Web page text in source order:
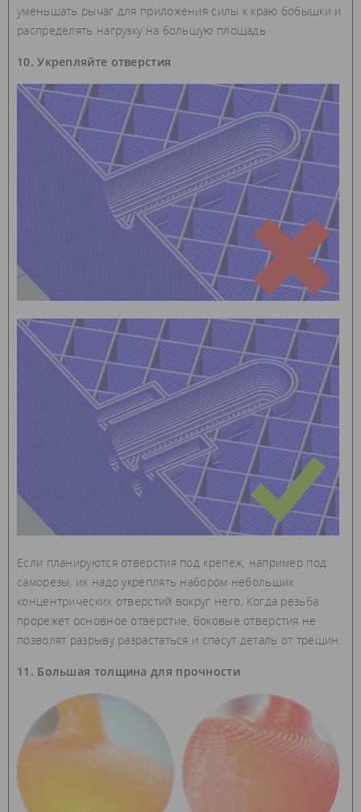
уменьшать рычаг для приложения силы к краю бобышки и
распределять нагрузку на большую площадь.
10. Укрепляйте отверстия
Если планируются отверстия под крепеж, например под
саморезы, их надо укреплять набором небольших
концентрических отверстий вокруг него. Когда резьба
прорежет основное отверстие, боковые отверстия не
позволят разрыву разрастаться и спасут деталь от трещин.
11. Большая толщина для прочности